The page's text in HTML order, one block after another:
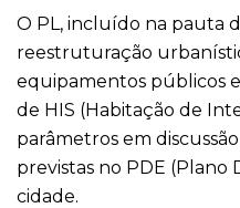
O PL, incluído na pauta
reestruturação
equipamentos públicos
de HIS (Habitação de
parâmetros em
previstas no PDE (Plano
cidade.